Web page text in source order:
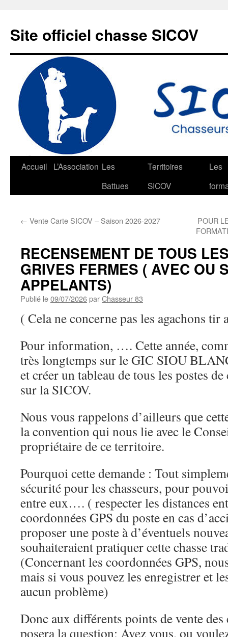
contenu
Site officiel chasse SICOV
Accueil L’Association Les
Battues
Territoires
SICOV
Les
← Vente Carte SICOV – Saison 2026-2027
POUR
RECENSEMENT DE TOUS
GRIVES FERMES ( AVEC OU
APPELANTS)
Publié le09/07/2026parChasseur 83
( Cela ne concerne pas les agachons tir
Pour information, …. Cette année,
très longtemps sur le GIC SIOU
et créer un tableau de tous les postes
sur la SICOV.
Nous vous rappelons d’ailleurs que
la convention qui nous lie avec le
propriétaire de ce territoire.
Pourquoi cette demande : Tout
sécurité pour les chasseurs, pour
entre eux…. ( respecter les distances
coordonnées GPS du poste en cas
proposer une poste à d’éventuels
souhaiteraient pratiquer cette chasse
(Concernant les coordonnées GPS,
mais si vous pouvez les enregistrer et
aucun problème)
Donc aux différents points de vente
posera la question: Avez vous, ou